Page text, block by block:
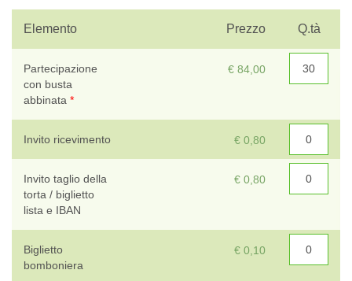
Elemento Q.tà
Prezzo
Partecipazione
con busta
abbinata *
€ 84,00
Invito ricevimento € 0,80
Invito taglio della
torta / biglietto
lista e IBAN
€ 0,80
Biglietto
bomboniera
€ 0,10